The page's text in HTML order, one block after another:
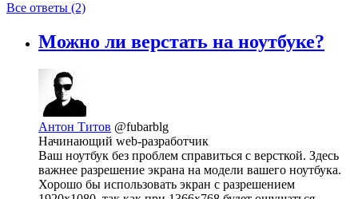
Все ответы (2)
Можно ли верстать на ноутбуке?
Антон Титов @fubarblg
Начинающий web-разработчик
Ваш ноутбук без проблем справиться с версткой. Здесь
важнее разрешение экрана на модели вашего ноутбука.
Хорошо бы использовать экран с разрешением